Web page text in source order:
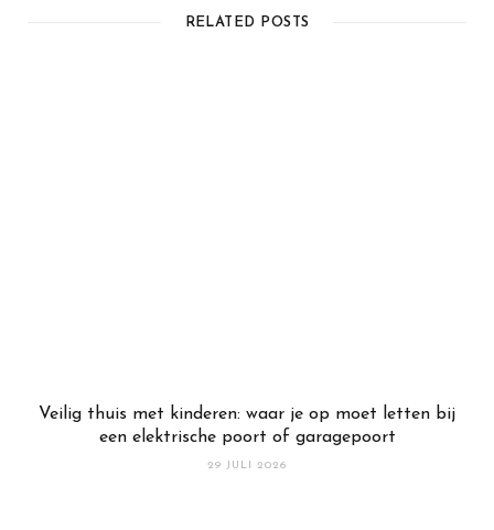
RELATED POSTS
Veilig thuis met kinderen: waar je op moet letten bij
een elektrische poort of garagepoort
29 JULI 2026